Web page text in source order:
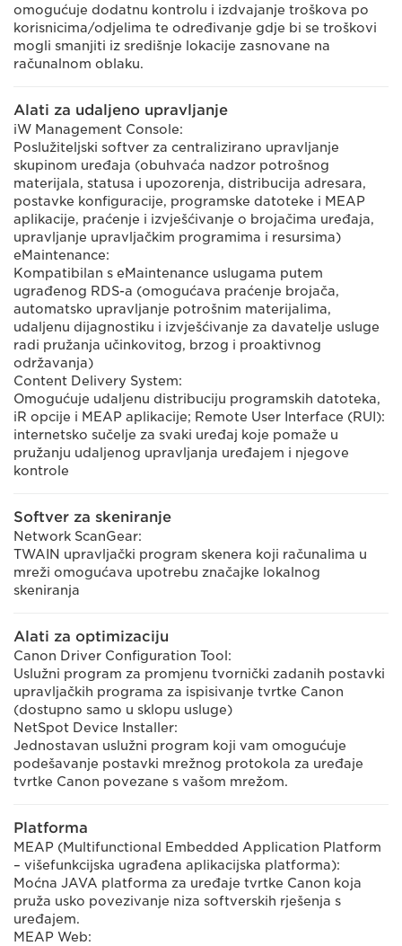
omogućuje dodatnu kontrolu i izdvajanje troškova po
korisnicima/odjelima te određivanje gdje bi se troškovi
mogli smanjiti iz središnje lokacije zasnovane na
računalnom oblaku.
Alati za udaljeno upravljanje
iW Management Console:
Poslužiteljski softver za centralizirano upravljanje
skupinom uređaja (obuhvaća nadzor potrošnog
materijala, statusa i upozorenja, distribucija adresara,
postavke konfiguracije, programske datoteke i MEAP
aplikacije, praćenje i izvješćivanje o brojačima uređaja,
upravljanje upravljačkim programima i resursima)
eMaintenance:
Kompatibilan s eMaintenance uslugama putem
ugrađenog RDS-a (omogućava praćenje brojača,
automatsko upravljanje potrošnim materijalima,
udaljenu dijagnostiku i izvješćivanje za davatelje usluge
radi pružanja učinkovitog, brzog i proaktivnog
održavanja)
Content Delivery System:
Omogućuje udaljenu distribuciju programskih datoteka,
iR opcije i MEAP aplikacije; Remote User Interface (RUI):
internetsko sučelje za svaki uređaj koje pomaže u
pružanju udaljenog upravljanja uređajem i njegove
kontrole
Softver za skeniranje
Network ScanGear:
TWAIN upravljački program skenera koji računalima u
mreži omogućava upotrebu značajke lokalnog
skeniranja
Alati za optimizaciju
Canon Driver Configuration Tool:
Uslužni program za promjenu tvornički zadanih postavki
upravljačkih programa za ispisivanje tvrtke Canon
(dostupno samo u sklopu usluge)
NetSpot Device Installer:
Jednostavan uslužni program koji vam omogućuje
podešavanje postavki mrežnog protokola za uređaje
tvrtke Canon povezane s vašom mrežom.
Platforma
MEAP (Multifunctional Embedded Application Platform
– višefunkcijska ugrađena aplikacijska platforma):
Moćna JAVA platforma za uređaje tvrtke Canon koja
pruža usko povezivanje niza softverskih rješenja s
uređajem.
MEAP Web: